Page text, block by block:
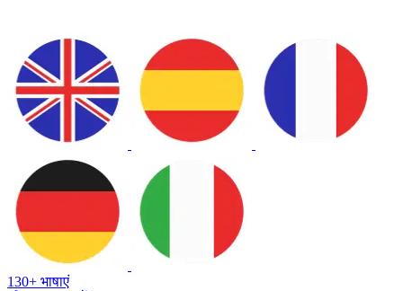
130+ भाषाएं